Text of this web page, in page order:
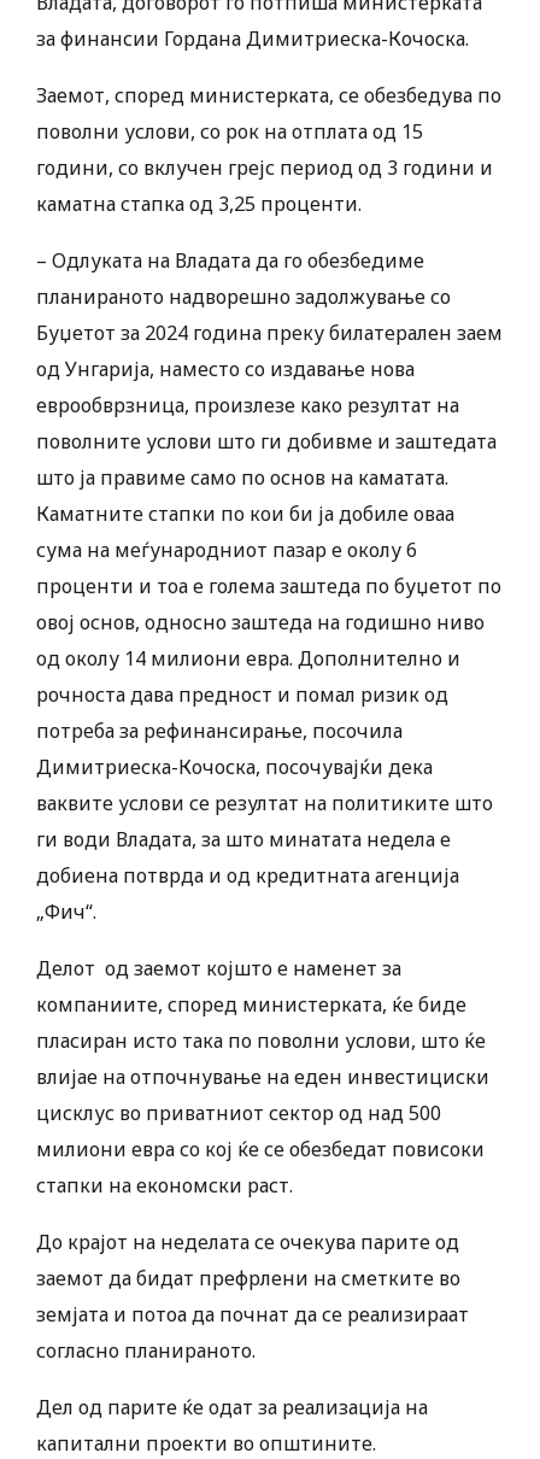
за финансии Гордана Димитриеска-Кочоска.
Заемот, според министерката, се обезбедува по
поволни услови, со рок на отплата од 15
години, со вклучен грејс период од 3 години и
каматна стапка од 3,25 проценти.
– Одлуката на Владата да го обезбедиме
планираното надворешно задолжување со
Буџетот за 2024 година преку билатерален заем
од Унгарија, наместо со издавање нова
еврообврзница, произлезе како резултат на
поволните услови што ги добивме и заштедата
што ја правиме само по основ на каматата.
Каматните стапки по кои би ја добиле оваа
сума на меѓународниот пазар е околу 6
проценти и тоа е голема заштеда по буџетот по
овој основ, односно заштеда на годишно ниво
од околу 14 милиони евра. Дополнително и
рочноста дава предност и помал ризик од
потреба за рефинансирање, посочила
Димитриеска-Кочоска, посочувајќи дека
ваквите услови се резултат на политиките што
ги води Владата, за што минатата недела е
добиена потврда и од кредитната агенција
„Фич“.
Делот од заемот којшто е наменет за
компаниите, според министерката, ќе биде
пласиран исто така по поволни услови, што ќе
влијае на отпочнување на еден инвестициски
цисклус во приватниот сектор од над 500
милиони евра со кој ќе се обезбедат повисоки
стапки на економски раст.
До крајот на неделата се очекува парите од
заемот да бидат префрлени на сметките во
земјата и потоа да почнат да се реализираат
согласно планираното.
Дел од парите ќе одат за реализација на
капитални проекти во општините.